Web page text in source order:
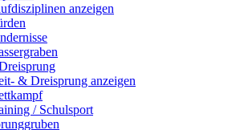
anzeigen
& Dreisprung anzeigen
/ Schulsport